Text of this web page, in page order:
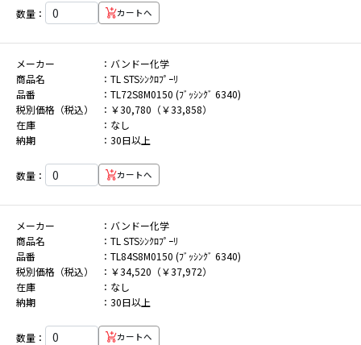
数量： カートへ
メーカー
バンドー化学
商品名
TL STSｼﾝｸﾛﾌﾟｰﾘ
品番
TL72S8M0150 (ﾌﾞｯｼﾝｸﾞ 6340)
税別価格（税込）
￥30,780（￥33,858）
在庫
なし
納期
30日以上
数量： カートへ
メーカー
バンドー化学
商品名
TL STSｼﾝｸﾛﾌﾟｰﾘ
品番
TL84S8M0150 (ﾌﾞｯｼﾝｸﾞ 6340)
税別価格（税込）
￥34,520（￥37,972）
在庫
なし
納期
30日以上
数量： カートへ